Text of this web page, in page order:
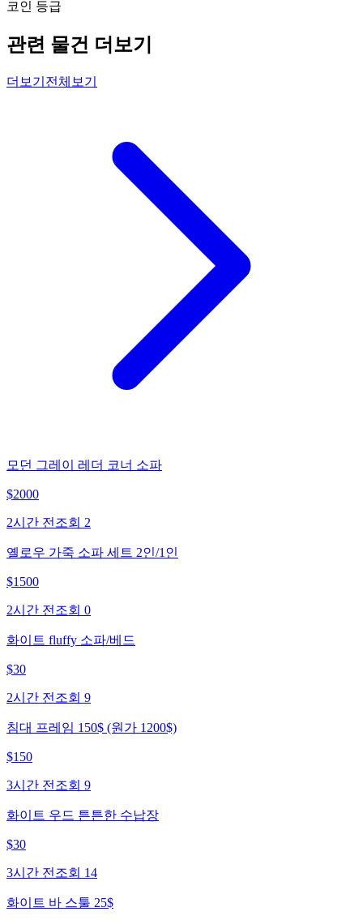
코인 등급
관련 물건 더보기
더보기 전체보기
모던 그레이 레더 코너 소파
$2000
2시간 전 조회 2
옐로우 가죽 소파 세트 2인/1인
$1500
2시간 전 조회 0
화이트 fluffy 소파/베드
$30
2시간 전 조회 9
침대 프레임 150$ (원가 1200$)
$150
3시간 전 조회 9
화이트 우드 튼튼한 수납장
$30
3시간 전 조회 14
화이트 바 스툴 25$